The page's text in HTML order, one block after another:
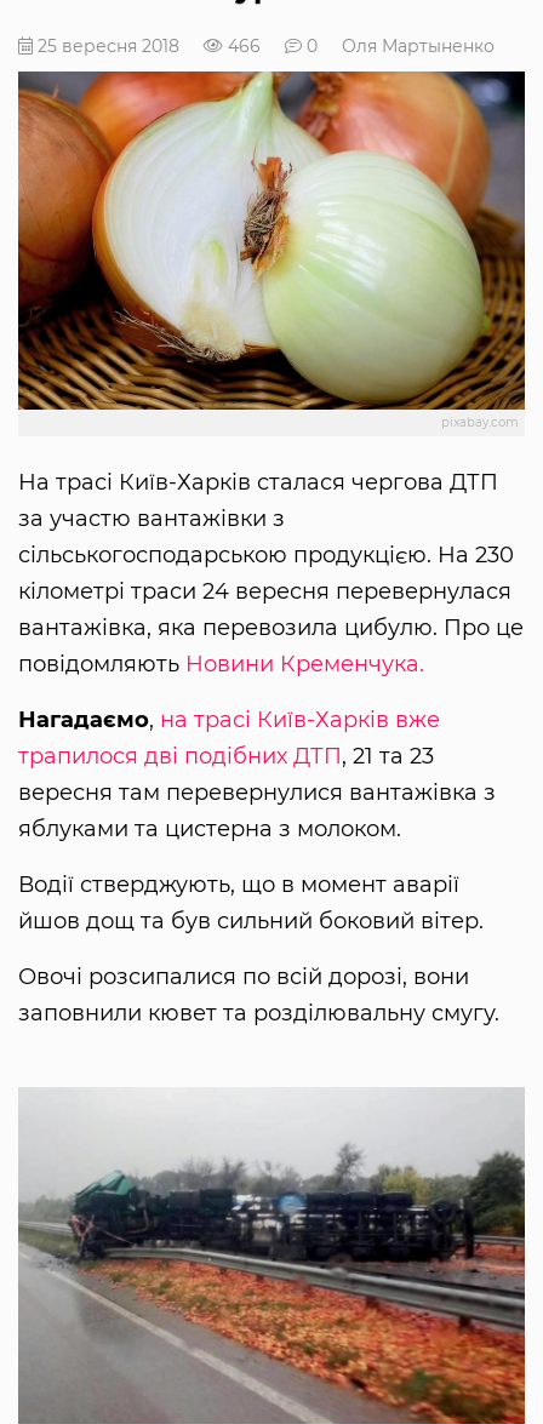
25 вересня 2018 466 0 Оля Мартыненко
pixabay.com
На трасі Київ-Харків сталася чергова ДТП
за участю вантажівки з
сільськогосподарською продукцією. На 230
кілометрі траси 24 вересня перевернулася
вантажівка, яка перевозила цибулю. Про це
повідомляють Новини Кременчука.
Нагадаємо, на трасі Київ-Харків вже
трапилося дві подібних ДТП, 21 та 23
вересня там перевернулися вантажівка з
яблуками та цистерна з молоком.
Водії стверджують, що в момент аварії
йшов дощ та був сильний боковий вітер.
Овочі розсипалися по всій дорозі, вони
заповнили кювет та розділювальну смугу.